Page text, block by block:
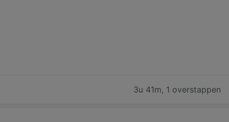
3u 41m, 1 overstappen